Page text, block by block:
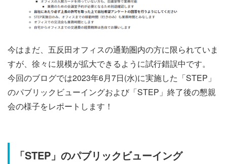
今はまだ、五反田オフィスの通勤圏内の方に限られていま
すが、徐々に規模が拡大できるように試行錯誤中です。
今回のブログでは2023年6月7日(水)に実施した「STEP」
のパブリックビューイングおよび「STEP」終了後の懇親
会の様子をレポートします！
「STEP」のパブリックビューイング